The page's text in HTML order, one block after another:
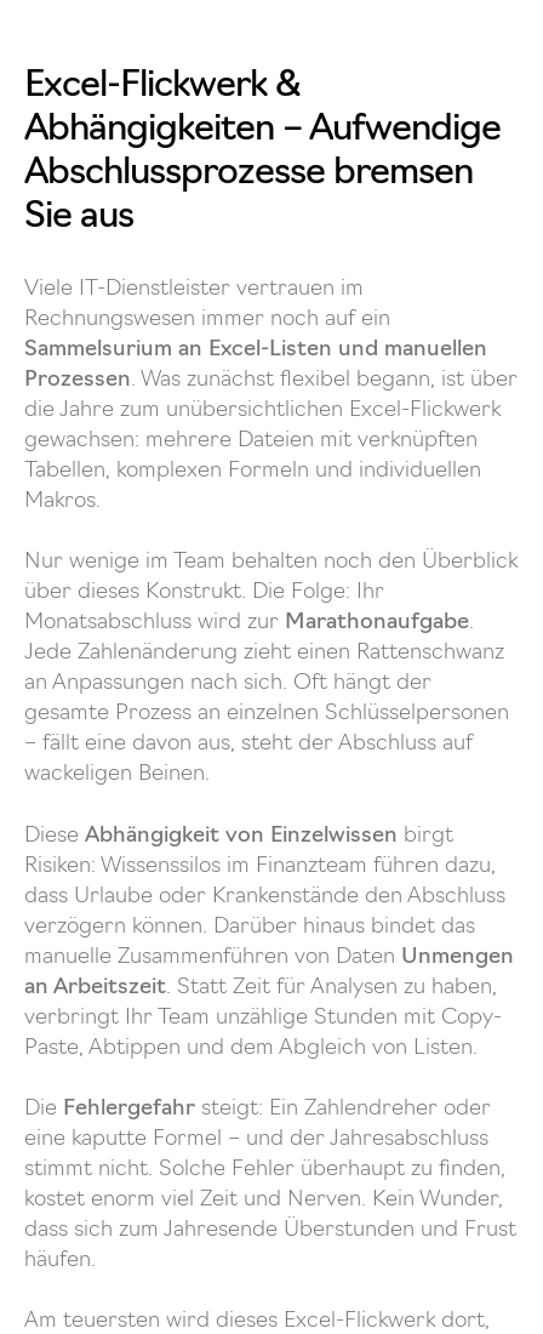
Excel-Flickwerk &
Abhängigkeiten – Aufwendige
Abschlussprozesse bremsen
Sie aus
Viele IT-Dienstleister vertrauen im
Rechnungswesen immer noch auf ein
Sammelsurium an Excel-Listen und manuellen
Prozessen. Was zunächst flexibel begann, ist über
die Jahre zum unübersichtlichen Excel-Flickwerk
gewachsen: mehrere Dateien mit verknüpften
Tabellen, komplexen Formeln und individuellen
Makros.
Nur wenige im Team behalten noch den Überblick
über dieses Konstrukt. Die Folge: Ihr
Monatsabschluss wird zur Marathonaufgabe.
Jede Zahlenänderung zieht einen Rattenschwanz
an Anpassungen nach sich. Oft hängt der
gesamte Prozess an einzelnen Schlüsselpersonen
– fällt eine davon aus, steht der Abschluss auf
wackeligen Beinen.
Diese Abhängigkeit von Einzelwissen birgt
Risiken: Wissenssilos im Finanzteam führen dazu,
dass Urlaube oder Krankenstände den Abschluss
verzögern können. Darüber hinaus bindet das
manuelle Zusammenführen von Daten Unmengen
an Arbeitszeit. Statt Zeit für Analysen zu haben,
verbringt Ihr Team unzählige Stunden mit Copy-
Paste, Abtippen und dem Abgleich von Listen.
Die Fehlergefahr steigt: Ein Zahlendreher oder
eine kaputte Formel – und der Jahresabschluss
stimmt nicht. Solche Fehler überhaupt zu finden,
kostet enorm viel Zeit und Nerven. Kein Wunder,
dass sich zum Jahresende Überstunden und Frust
häufen.
Am teuersten wird dieses Excel-Flickwerk dort,